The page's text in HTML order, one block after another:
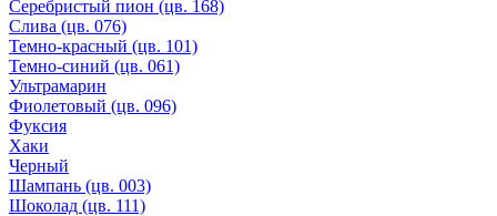
Серебристый пион (цв. 168)
Слива (цв. 076)
Темно-красный (цв. 101)
Темно-синий (цв. 061)
Ультрамарин
Фиолетовый (цв. 096)
Фуксия
Хаки
Черный
Шампань (цв. 003)
Шоколад (цв. 111)